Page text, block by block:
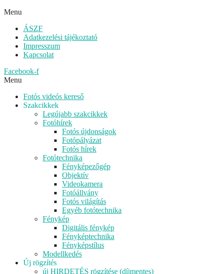
Menu
ÁSZF
Adatkezelési tájékoztató
Impresszum
Kapcsolat
Facebook-f
Menu
Fotós videós kereső
Szakcikkek
Legújabb szakcikkek
Fotóhírek
Fotós újdonságok
Fotópályázat
Fotós hírek
Fotótechnika
Fényképezőgép
Objektív
Videokamera
Fotóállvány
Fotós világítás
Egyéb fotótechnika
Fénykép
Digitális fénykép
Fényképtechnika
Fényképstílus
Modellkedés
Új rögzítés
új HIRDETÉS rögzítése (díjmentes)